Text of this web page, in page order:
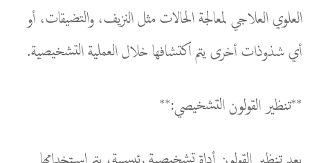
العلوي العلاجي لمعالجة الحالات مثل النزيف، والتضيقات، أو
أي شذوذات أخرى يتم اكتشافها خلال العملية التشخيصية.
**تنظير القولون التشخيصي:**